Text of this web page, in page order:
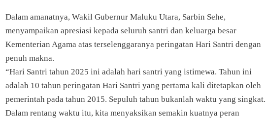
Dalam amanatnya, Wakil Gubernur Maluku Utara, Sarbin Sehe,
menyampaikan apresiasi kepada seluruh santri dan keluarga besar
Kementerian Agama atas terselenggaranya peringatan Hari Santri dengan
penuh makna.
“Hari Santri tahun 2025 ini adalah hari santri yang istimewa. Tahun ini
adalah 10 tahun peringatan Hari Santri yang pertama kali ditetapkan oleh
pemerintah pada tahun 2015. Sepuluh tahun bukanlah waktu yang singkat.
Dalam rentang waktu itu, kita menyaksikan semakin kuatnya peran